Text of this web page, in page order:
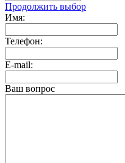
Продолжить выбор
Имя:
Телефон:
E-mail:
Ваш вопрос